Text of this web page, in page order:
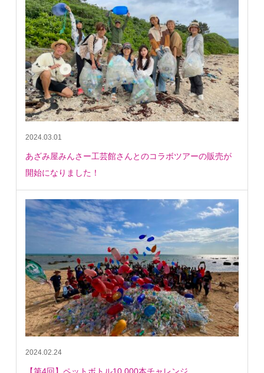
2024.03.01
あざみ屋みんさー工芸館さんとのコラボツアーの販売が
開始になりました！
2024.02.24